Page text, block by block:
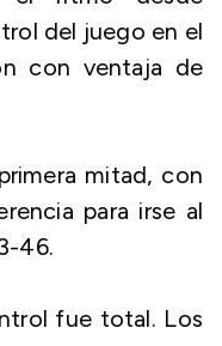
del juego en el
con ventaja de
mitad, con
para irse al
46.
fue total. Los